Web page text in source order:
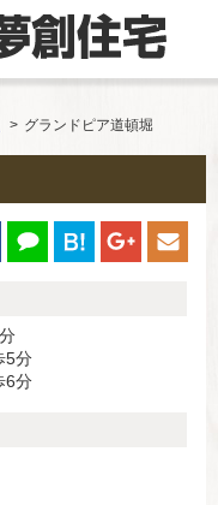
グランドピア道頓堀
5分
6分